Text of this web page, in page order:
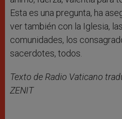
Esta es una pregunta, ha
ver también con la Iglesia,
comunidades, los
sacerdotes, todos.
Texto de Radio Vaticano
ZENIT